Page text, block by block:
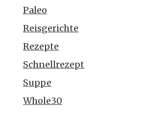
Paleo
Reisgerichte
Rezepte
Schnellrezept
Suppe
Whole30